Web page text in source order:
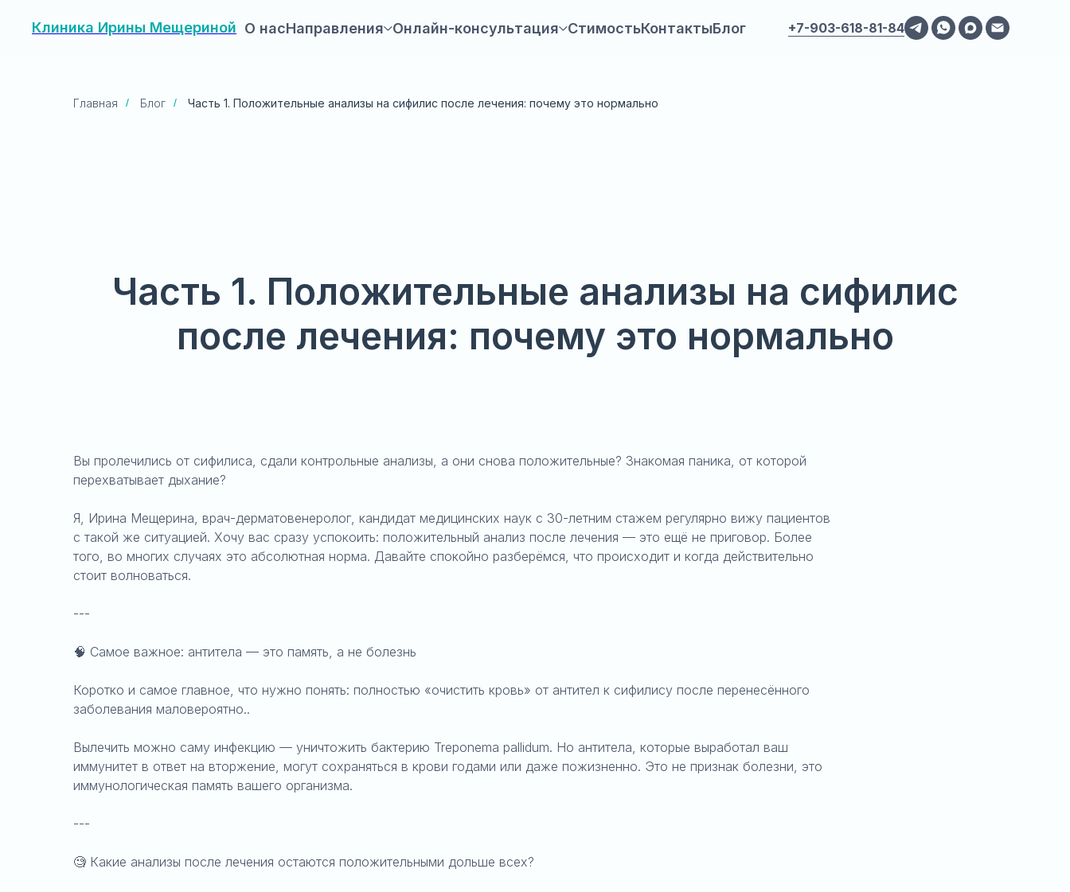
Клиника Ирины Мещериной О насНаправления Онлайн-консультация СтимостьКонтактыБлог +7-903-618-81-84
Главная / Блог / Часть 1. Положительные анализы на сифилис после лечения: почему это нормально
Часть 1. Положительные анализы на сифилис
после лечения: почему это нормально
Вы пролечились от сифилиса, сдали контрольные анализы, а они снова положительные? Знакомая паника, от которой
перехватывает дыхание?
Я, Ирина Мещерина, врач-дерматовенеролог, кандидат медицинских наук с 30-летним стажем регулярно вижу пациентов
с такой же ситуацией. Хочу вас сразу успокоить: положительный анализ после лечения — это ещё не приговор. Более
того, во многих случаях это абсолютная норма. Давайте спокойно разберёмся, что происходит и когда действительно
стоит волноваться.
---
🧠 Самое важное: антитела — это память, а не болезнь
Коротко и самое главное, что нужно понять: полностью «очистить кровь» от антител к сифилису после перенесённого
заболевания маловероятно..
Вылечить можно саму инфекцию — уничтожить бактерию Treponema pallidum. Но антитела, которые выработал ваш
иммунитет в ответ на вторжение, могут сохраняться в крови годами или даже пожизненно. Это не признак болезни, это
иммунологическая память вашего организма.
---
🧐 Какие анализы после лечения остаются положительными дольше всех?